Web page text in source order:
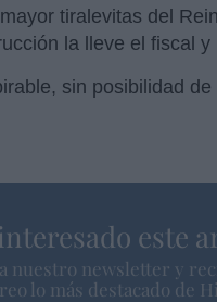
tiralevitas del
la lleve el fiscal y
sin posibilidad
este
nuestro newsletter y
lo más destacado de